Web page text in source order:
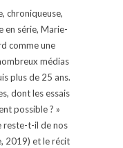
chroniqueuse,
en série, Marie-
comme une
médias
plus de 25 ans.
dont les essais
possible ? »
reste-t-il de nos
2019) et le récit